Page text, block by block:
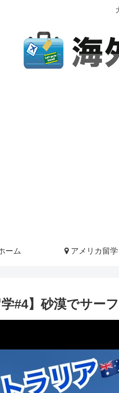
ーム アメリカ留学
#4】砂漠でサー